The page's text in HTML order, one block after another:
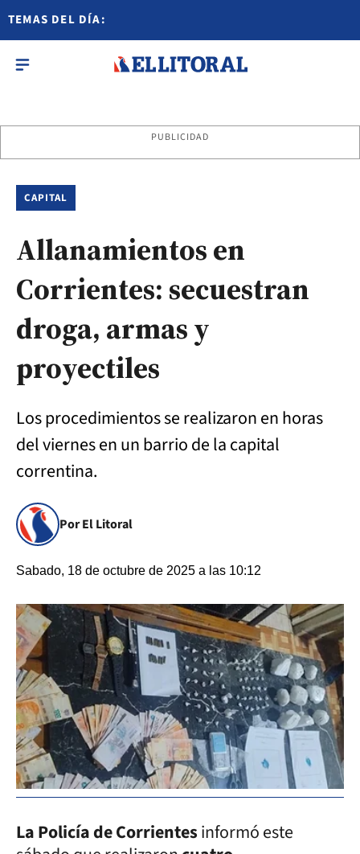
TEMAS DEL DÍA:
PUBLICIDAD
CAPITAL
Allanamientos en
Corrientes: secuestran
droga, armas y
proyectiles
Los procedimientos se realizaron en horas
del viernes en un barrio de la capital
correntina.
Por El Litoral
Sabado, 18 de octubre de 2025 a las 10:12
La Policía de Corrientesinformó este